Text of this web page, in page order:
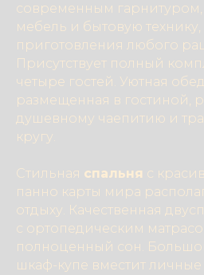
современным
мебель и бытовую
приготовления любого
Присутствует полный
четыре гостей. Уютная
размещенная в гостиной,
душевному чаепитию и
кругу.
Стильная спальня с
панно карты мира
отдыху. Качественная
с ортопедическим
полноценный сон.
шкаф-купе вместит